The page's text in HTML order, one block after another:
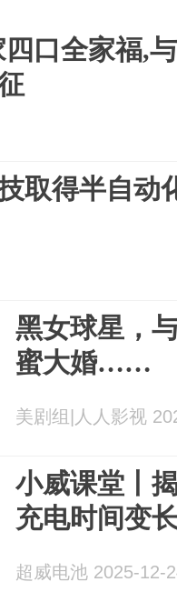
口全家福,
取得半自动
黑女球星，
蜜大婚……
美剧组|人人影视
小威课堂丨
充电时间变
超威电池 2025-12-